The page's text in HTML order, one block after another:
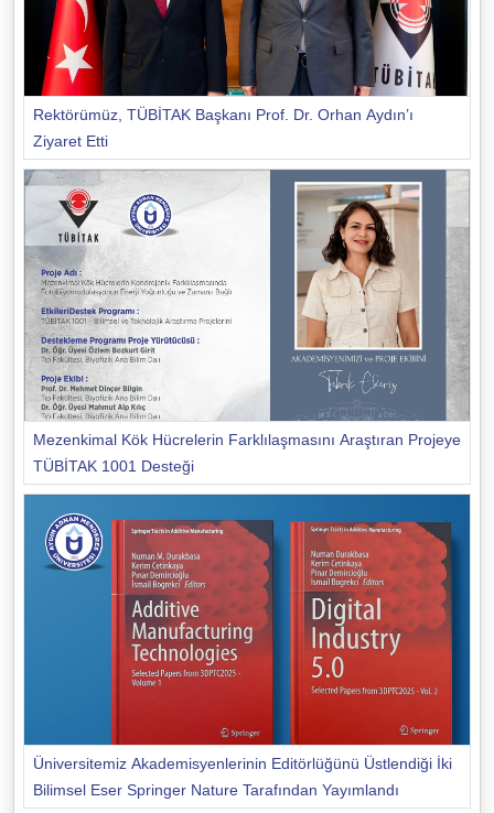
Rektörümüz, TÜBİTAK Başkanı Prof. Dr. Orhan Aydın’ı
Ziyaret Etti
Mezenkimal Kök Hücrelerin Farklılaşmasını Araştıran Projeye
TÜBİTAK 1001 Desteği
Üniversitemiz Akademisyenlerinin Editörlüğünü Üstlendiği İki
Bilimsel Eser Springer Nature Tarafından Yayımlandı